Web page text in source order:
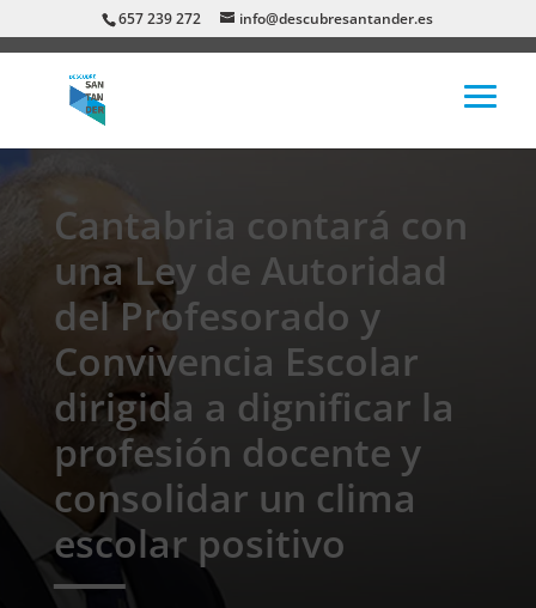
657 239 272 info@descubresantander.es
Cantabria contará con
una Ley de Autoridad
del Profesorado y
Convivencia Escolar
dirigida a dignificar la
profesión docente y
consolidar un clima
escolar positivo